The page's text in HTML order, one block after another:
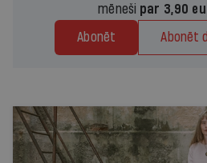
mēneši par 3,90
Abonēt Abonēt